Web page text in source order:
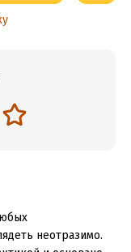
неотразимо.